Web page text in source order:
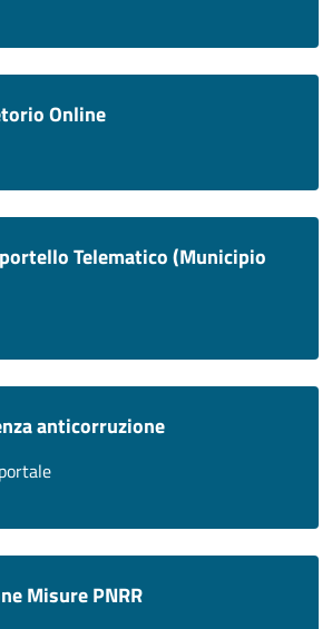
Online
Telematico (Municipio
anticorruzione
Misure PNRR